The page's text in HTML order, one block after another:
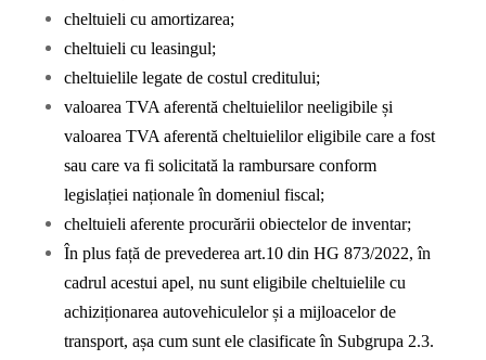
cheltuieli cu amortizarea;
cheltuieli cu leasingul;
cheltuielile legate de costul creditului;
valoarea TVA aferentă cheltuielilor neeligibile și
valoarea TVA aferentă cheltuielilor eligibile care a fost
sau care va fi solicitată la rambursare conform
legislației naționale în domeniul fiscal;
cheltuieli aferente procurării obiectelor de inventar;
În plus față de prevederea art.10 din HG 873/2022, în
cadrul acestui apel, nu sunt eligibile cheltuielile cu
achiziționarea autovehiculelor și a mijloacelor de
transport, așa cum sunt ele clasificate în Subgrupa 2.3.